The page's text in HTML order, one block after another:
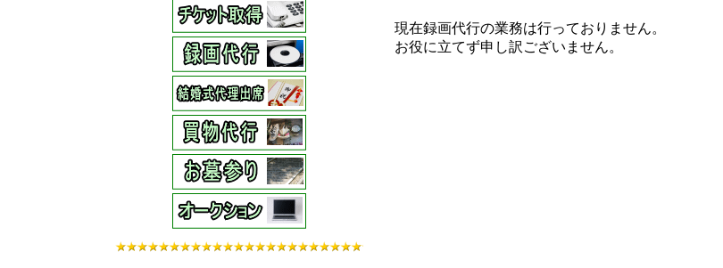
現在録画代行の業務は行っておりません。
お役に立てず申し訳ございません。